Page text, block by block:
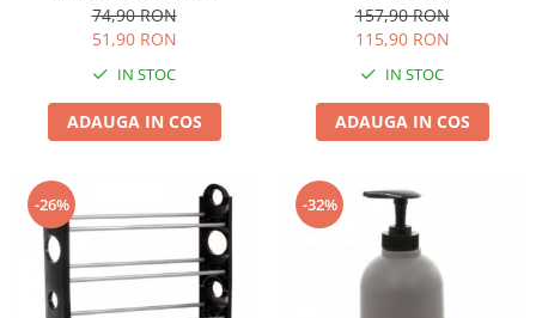
74,90 RON
51,90 RON
IN STOC
ADAUGA IN COS
157,90 RON
115,90 RON
IN STOC
ADAUGA IN COS
-26% -32%